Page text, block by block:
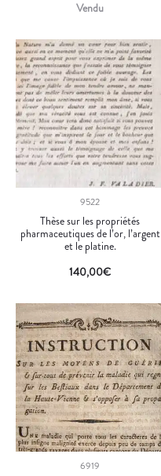
Vendu
9522
Thèse sur les propriétés
pharmaceutiques de l’or, l’argent
et le platine.
140,00€
6919